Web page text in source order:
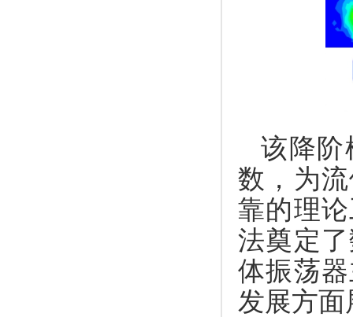
该降阶
数，为
靠的理
法奠定
体振荡
发展方